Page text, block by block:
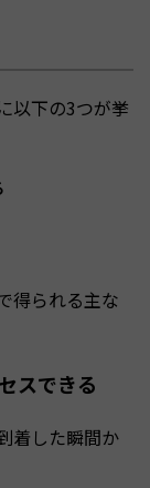
以下の3つが挙
得られる主な
スできる
着した瞬間か